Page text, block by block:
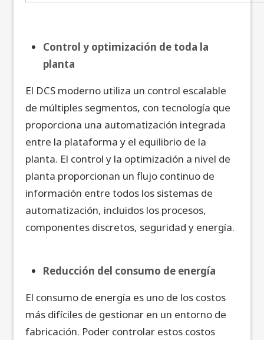
Control y optimización de toda la
planta
El DCS moderno utiliza un control escalable
de múltiples segmentos, con tecnología que
proporciona una automatización integrada
entre la plataforma y el equilibrio de la
planta. El control y la optimización a nivel de
planta proporcionan un flujo continuo de
información entre todos los sistemas de
automatización, incluidos los procesos,
componentes discretos, seguridad y energía.
Reducción del consumo de energía
El consumo de energía es uno de los costos
más difíciles de gestionar en un entorno de
fabricación. Poder controlar estos costos